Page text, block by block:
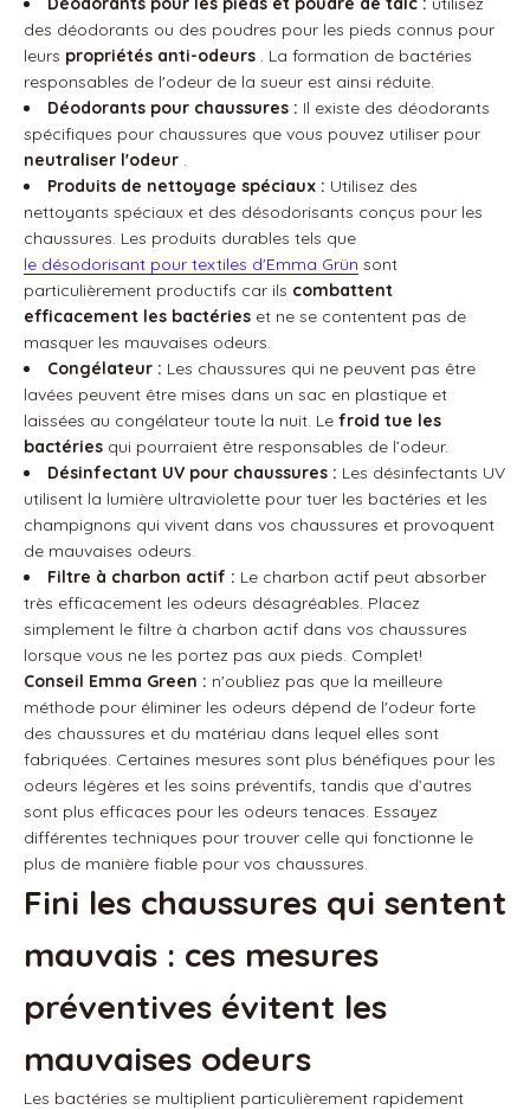
des déodorants ou des poudres pour les pieds connus pour
leurs propriétés anti-odeurs . La formation de bactéries
responsables de l'odeur de la sueur est ainsi réduite.
Déodorants pour chaussures : Il existe des déodorants
spécifiques pour chaussures que vous pouvez utiliser pour
neutraliser l'odeur
Produits de nettoyage spéciaux : Utilisez des
nettoyants spéciaux et des désodorisants conçus pour les
chaussures. Les produits durables tels que
le désodorisant pour textiles d'Emma Grün sont
particulièrement productifs car ils combattent
efficacement les bactéries et ne se contentent pas de
masquer les mauvaises odeurs.
Congélateur : Les chaussures qui ne peuvent pas être
lavées peuvent être mises dans un sac en plastique et
laissées au congélateur toute la nuit. Le froid tue les
bactéries qui pourraient être responsables de l’odeur.
Désinfectant UV pour chaussures : Les désinfectants UV
utilisent la lumière ultraviolette pour tuer les bactéries et les
champignons qui vivent dans vos chaussures et provoquent
de mauvaises odeurs.
Filtre à charbon actif : Le charbon actif peut absorber
très efficacement les odeurs désagréables. Placez
simplement le filtre à charbon actif dans vos chaussures
lorsque vous ne les portez pas aux pieds. Complet!
Conseil Emma Green : n'oubliez pas que la meilleure
méthode pour éliminer les odeurs dépend de l'odeur forte
des chaussures et du matériau dans lequel elles sont
fabriquées. Certaines mesures sont plus bénéfiques pour les
odeurs légères et les soins préventifs, tandis que d’autres
sont plus efficaces pour les odeurs tenaces. Essayez
différentes techniques pour trouver celle qui fonctionne le
plus de manière fiable pour vos chaussures.
Fini les chaussures qui sentent
mauvais : ces mesures
préventives évitent les
mauvaises odeurs
Les bactéries se multiplient particulièrement rapidement